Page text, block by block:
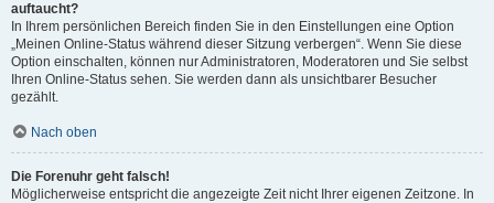
auftaucht?
In Ihrem persönlichen Bereich finden Sie in den Einstellungen eine Option
„Meinen Online-Status während dieser Sitzung verbergen“. Wenn Sie diese
Option einschalten, können nur Administratoren, Moderatoren und Sie selbst
Ihren Online-Status sehen. Sie werden dann als unsichtbarer Besucher
gezählt.
Nach oben
Die Forenuhr geht falsch!
Möglicherweise entspricht die angezeigte Zeit nicht Ihrer eigenen Zeitzone. In